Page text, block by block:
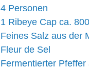
4 Personen
1 Ribeye Cap ca.
Feines Salz aus der
Fleur de Sel
Fermentierter